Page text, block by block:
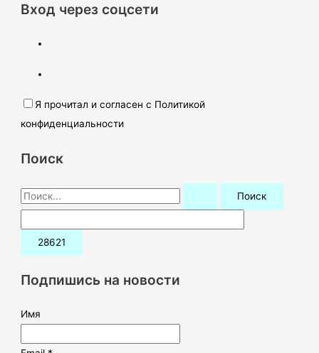
Вход через соцсети
Я прочитал и согласен с Политикой
конфиденциальности
Поиск
П
о
и
:Подпишись на новости
Имя